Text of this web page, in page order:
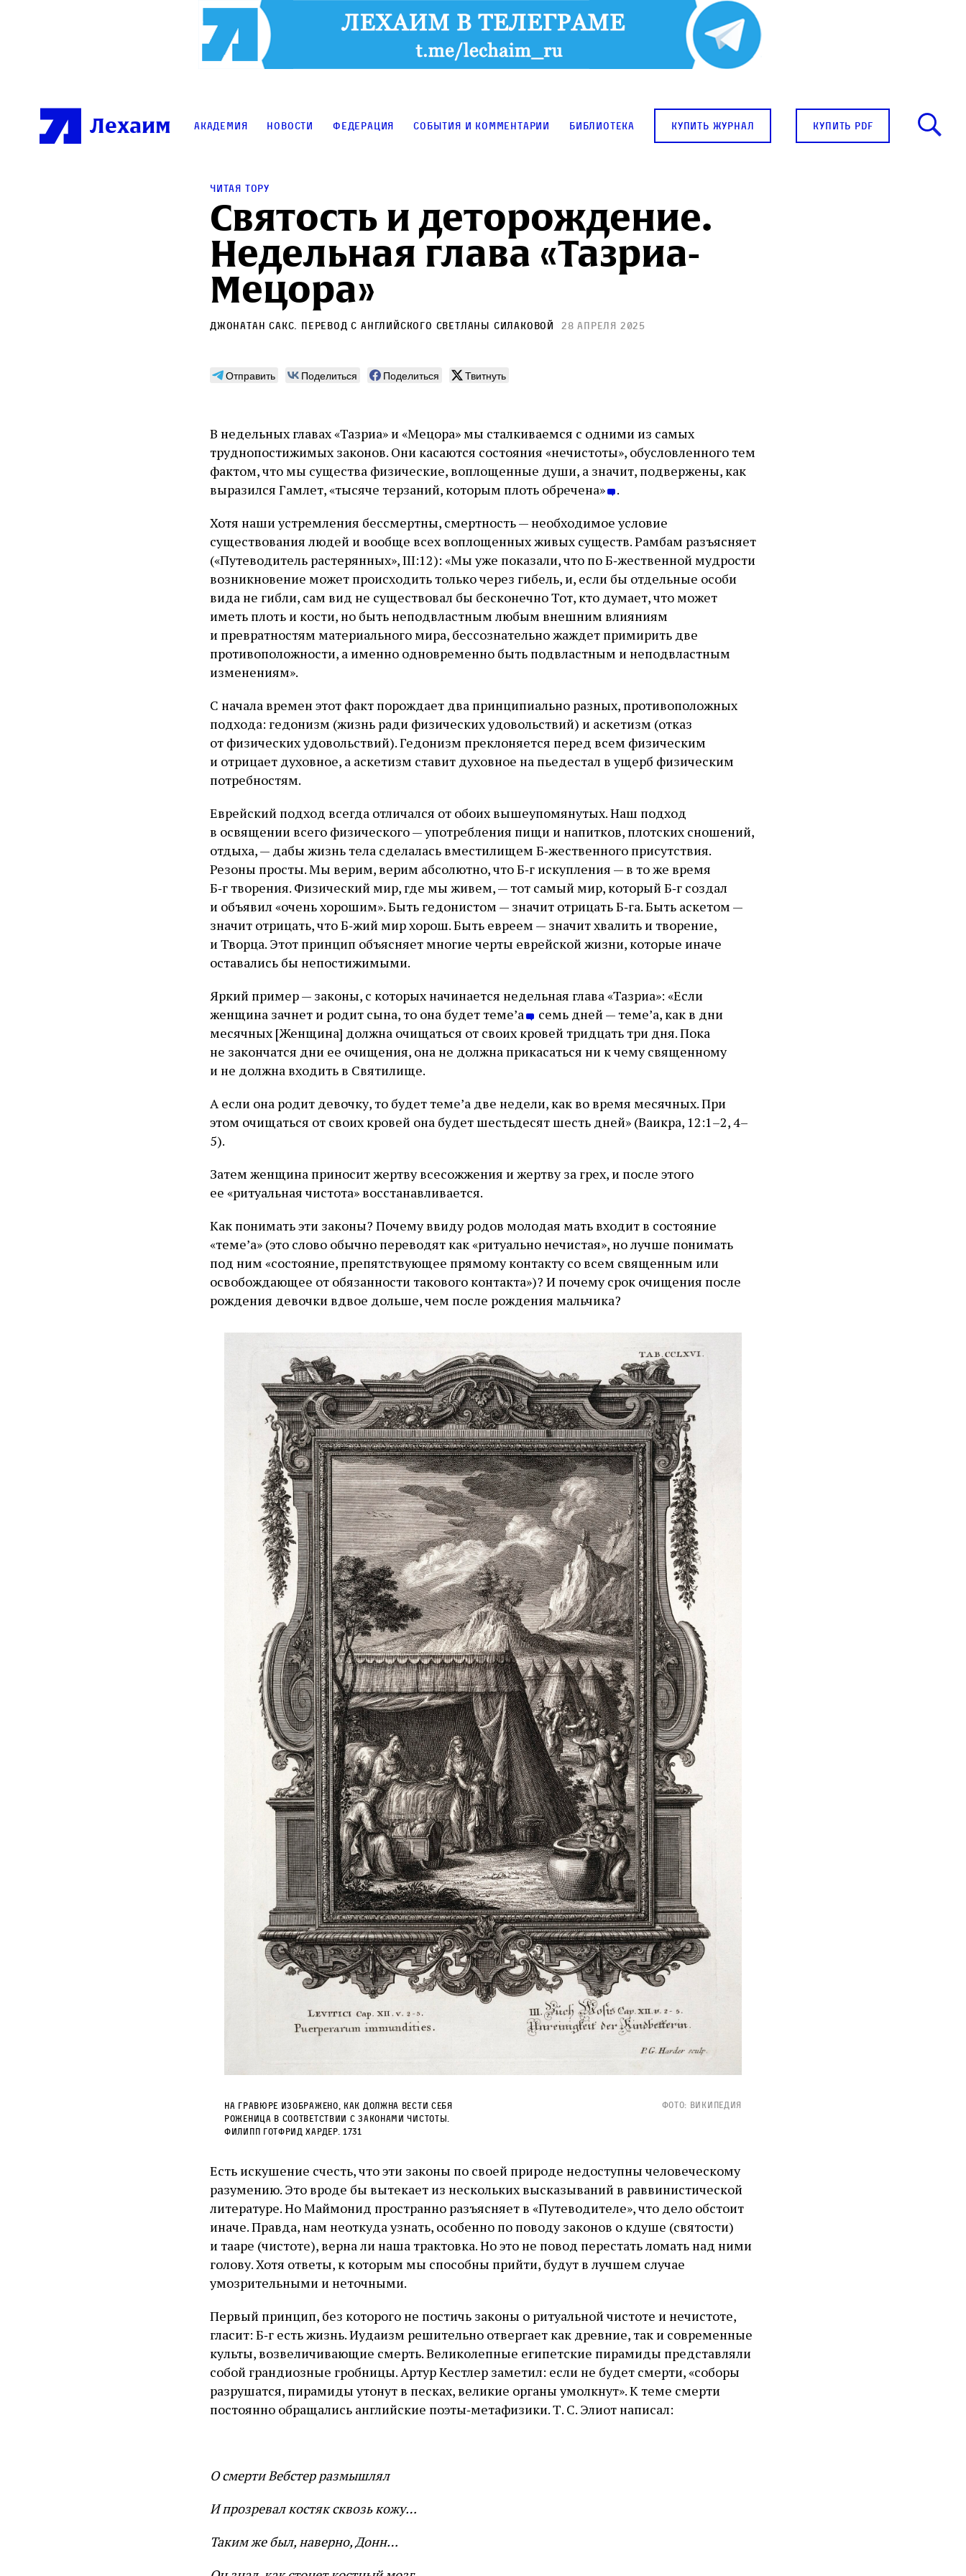
Лехаим Академия Новости Федерация События и комментарии Библиотека купить журнал купить pdf
Читая Тору
Святость и деторождение.
Недельная глава «Тазриа-
Мецора»
Джонатан Сакс . Перевод с английского Светланы Силаковой 28 апреля 2025
Отправить Поделиться Поделиться Твитнуть
В недельных главах «Тазриа» и «Мецора» мы сталкиваемся с одними из самых
труднопостижимых законов. Они касаются состояния «нечистоты», обусловленного тем
фактом, что мы существа физические, воплощенные души, а значит, подвержены, как
выразился Гамлет, «тысяче терзаний, которым плоть обречена» .
Хотя наши устремления бессмертны, смертность — необходимое условие
существования людей и вообще всех воплощенных живых существ. Рамбам разъясняет
(«Путеводитель растерянных», III:12): «Мы уже показали, что по Б‑жественной мудрости
возникновение может происходить только через гибель, и, если бы отдельные особи
вида не гибли, сам вид не существовал бы бесконечно Тот, кто думает, что может
иметь плоть и кости, но быть неподвластным любым внешним влияниям
и превратностям материального мира, бессознательно жаждет примирить две
противоположности, а именно одновременно быть подвластным и неподвластным
изменениям».
С начала времен этот факт порождает два принципиально разных, противоположных
подхода: гедонизм (жизнь ради физических удовольствий) и аскетизм (отказ
от физических удовольствий). Гедонизм преклоняется перед всем физическим
и отрицает духовное, а аскетизм ставит духовное на пьедестал в ущерб физическим
потребностям.
Еврейский подход всегда отличался от обоих вышеупомянутых. Наш подход
в освящении всего физического — употребления пищи и напитков, плотских сношений,
отдыха, — дабы жизнь тела сделалась вместилищем Б‑жественного присутствия.
Резоны просты. Мы верим, верим абсолютно, что Б‑г искупления — в то же время
Б‑г творения. Физический мир, где мы живем, — тот самый мир, который Б‑г создал
и объявил «очень хорошим». Быть гедонистом — значит отрицать Б‑га. Быть аскетом —
значит отрицать, что Б‑жий мир хорош. Быть евреем — значит хвалить и творение,
и Творца. Этот принцип объясняет многие черты еврейской жизни, которые иначе
оставались бы непостижимыми.
Яркий пример — законы, с которых начинается недельная глава «Тазриа»: «Если
женщина зачнет и родит сына, то она будет теме’а
семь дней — теме’а, как в дни
месячных [Женщина] должна очищаться от своих кровей тридцать три дня. Пока
не закончатся дни ее очищения, она не должна прикасаться ни к чему священному
и не должна входить в Святилище.
А если она родит девочку, то будет теме’а две недели, как во время месячных. При
этом очищаться от своих кровей она будет шестьдесят шесть дней» (Ваикра, 12:1–2, 4–
5).
Затем женщина приносит жертву всесожжения и жертву за грех, и после этого
ее «ритуальная чистота» восстанавливается.
Как понимать эти законы? Почему ввиду родов молодая мать входит в состояние
«теме’а» (это слово обычно переводят как «ритуально нечистая», но лучше понимать
под ним «состояние, препятствующее прямому контакту со всем священным или
освобождающее от обязанности такового контакта»)? И почему срок очищения после
рождения девочки вдвое дольше, чем после рождения мальчика?
НА ГРАВЮРЕ ИЗОБРАЖЕНО, КАК ДОЛЖНА ВЕСТИ СЕБЯ
РОЖЕНИЦА В СООТВЕТСТВИИ С ЗАКОНАМИ ЧИСТОТЫ.
ФИЛИПП ГОТФРИД ХАРДЕР. 1731
ФОТО: ВИКИПЕДИЯ
Есть искушение счесть, что эти законы по своей природе недоступны человеческому
разумению. Это вроде бы вытекает из нескольких высказываний в раввинистической
литературе. Но Маймонид пространно разъясняет в «Путеводителе», что дело обстоит
иначе. Правда, нам неоткуда узнать, особенно по поводу законов о кдуше (святости)
и тааре (чистоте), верна ли наша трактовка. Но это не повод перестать ломать над ними
голову. Хотя ответы, к которым мы способны прийти, будут в лучшем случае
умозрительными и неточными.
Первый принцип, без которого не постичь законы о ритуальной чистоте и нечистоте,
гласит: Б‑г есть жизнь. Иудаизм решительно отвергает как древние, так и современные
культы, возвеличивающие смерть. Великолепные египетские пирамиды представляли
собой грандиозные гробницы. Артур Кестлер заметил: если не будет смерти, «соборы
разрушатся, пирамиды утонут в песках, великие органы умолкнут». К теме смерти
постоянно обращались английские поэты‑метафизики. Т. С. Элиот написал:
О смерти Вебстер размышлял
И прозревал костяк сквозь кожу…
Таким же был, наверно, Донн…